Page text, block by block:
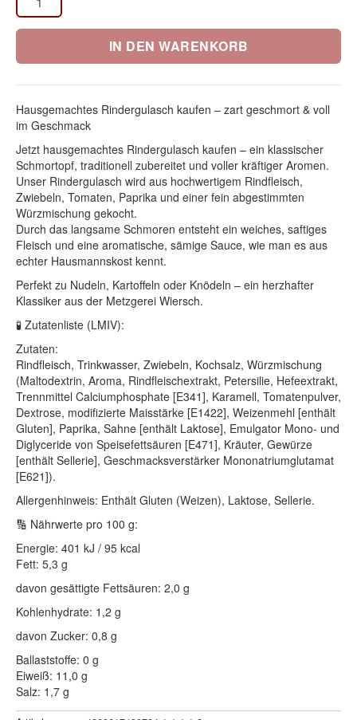
IN DEN WARENKORB
Hausgemachtes Rindergulasch kaufen – zart geschmort & voll
im Geschmack
Jetzt hausgemachtes Rindergulasch kaufen – ein klassischer
Schmortopf, traditionell zubereitet und voller kräftiger Aromen.
Unser Rindergulasch wird aus hochwertigem Rindfleisch,
Zwiebeln, Tomaten, Paprika und einer fein abgestimmten
Würzmischung gekocht.
Durch das langsame Schmoren entsteht ein weiches, saftiges
Fleisch und eine aromatische, sämige Sauce, wie man es aus
echter Hausmannskost kennt.
Perfekt zu Nudeln, Kartoffeln oder Knödeln – ein herzhafter
Klassiker aus der Metzgerei Wiersch.
🧪 Zutatenliste (LMIV):
Zutaten:
Rindfleisch, Trinkwasser, Zwiebeln, Kochsalz, Würzmischung
(Maltodextrin, Aroma, Rindfleischextrakt, Petersilie, Hefeextrakt,
Trennmittel Calciumphosphate [E341], Karamell, Tomatenpulver,
Dextrose, modifizierte Maisstärke [E1422], Weizenmehl [enthält
Gluten], Paprika, Sahne [enthält Laktose], Emulgator Mono- und
Diglyceride von Speisefettsäuren [E471], Kräuter, Gewürze
[enthält Sellerie], Geschmacksverstärker Mononatriumglutamat
[E621]).
Allergenhinweis: Enthält Gluten (Weizen), Laktose, Sellerie.
🔢 Nährwerte pro 100 g:
Energie: 401 kJ / 95 kcal
Fett: 5,3 g
davon gesättigte Fettsäuren: 2,0 g
Kohlenhydrate: 1,2 g
davon Zucker: 0,8 g
Ballaststoffe: 0 g
Eiweiß: 11,0 g
Salz: 1,7 g